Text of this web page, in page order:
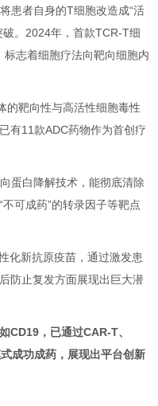
患者自身的T细胞改造成“活
。2024年，首款TCR-T细
志着细胞疗法向靶向细胞内
的靶向性与高活性细胞毒性
有11款ADC药物作为首创疗
蛋白降解技术，能彻底清除
可成药”的转录因子等靶点
化新抗原疫苗，通过激发患
防止复发方面展现出巨大潜
CD19，已通过CAR-T、
成功成药，展现出平台创新